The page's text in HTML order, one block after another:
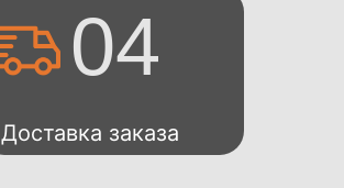
04
Доставка заказа